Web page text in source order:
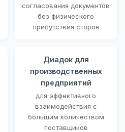
согласования документов
без физического
присутствия сторон
Диадок для
производственных
предприятий
для эффективного
взаимодействия с
большим количеством
поставщиков